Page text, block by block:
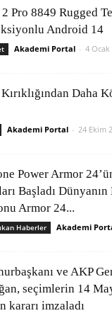
Pro 8849 Rugged
Android 14
Akademi Portal - 4 Ocak
Daha
Akademi Portal - 24 Ekim
Power Armor
Başladı
Armor 24...
Haberler Akademi
ve AKP
seçimlerin 14
kararı imzaladı